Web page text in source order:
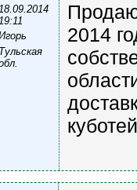
Тульская
2014